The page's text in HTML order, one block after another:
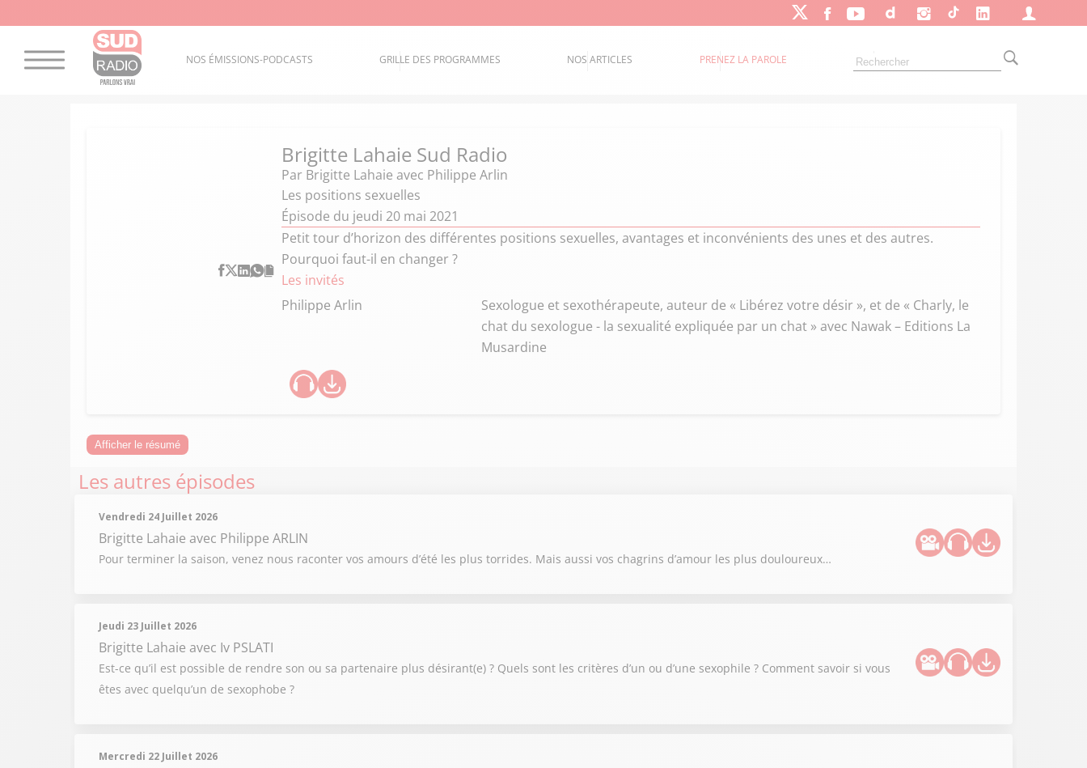
NOS ÉMISSIONS-PODCASTS GRILLE DES PROGRAMMES NOS ARTICLES PRENEZ LA PAROLE
Brigitte Lahaie Sud Radio
Par Brigitte Lahaie avec Philippe Arlin
Les positions sexuelles
Épisode du jeudi 20 mai 2021
Petit tour d’horizon des différentes positions sexuelles, avantages et inconvénients des unes et des autres.
Pourquoi faut-il en changer ?
Les invités
Philippe Arlin
Sexologue et sexothérapeute, auteur de « Libérez votre désir », et de « Charly, le
chat du sexologue - la sexualité expliquée par un chat » avec Nawak – Editions La
Musardine
Afficher le résumé
Les autres épisodes
Vendredi 24 Juillet 2026
Brigitte Lahaie avec Philippe ARLIN
Pour terminer la saison, venez nous raconter vos amours d’été les plus torrides. Mais aussi vos chagrins d’amour les plus douloureux…
Jeudi 23 Juillet 2026
Brigitte Lahaie avec Iv PSLATI
Est-ce qu’il est possible de rendre son ou sa partenaire plus désirant(e) ? Quels sont les critères d’un ou d’une sexophile ? Comment savoir si vous
êtes avec quelqu’un de sexophobe ?
Mercredi 22 Juillet 2026